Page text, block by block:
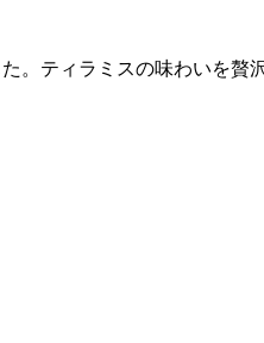
。ティラミスの味わいを贅